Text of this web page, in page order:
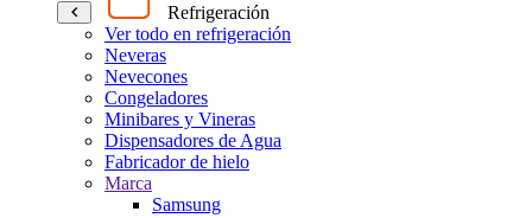
Refrigeración
Ver todo en refrigeración
Neveras
Nevecones
Congeladores
Minibares y Vineras
Dispensadores de Agua
Fabricador de hielo
Marca
Samsung